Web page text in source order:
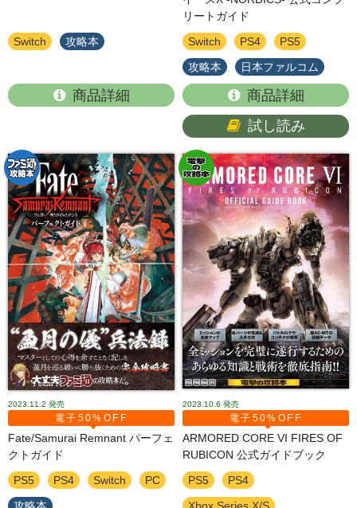
Switch 攻略本
商品詳細
リートガイド
Switch PS4 PS5
攻略本 日本ファルコム
商品詳細
試し読み
2023.11.2 発売
電子50%OFF
Fate/Samurai Remnant パーフェ
クトガイド
PS5 PS4 Switch PC
2023.10.6 発売
電子50%OFF
ARMORED CORE VI FIRES OF
RUBICON 公式ガイドブック
PS5 PS4